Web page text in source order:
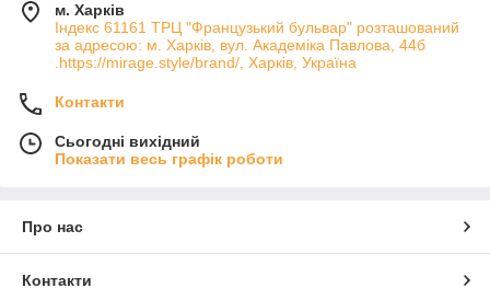
м. Харків
Індекс 61161 ТРЦ "Французький бульвар" розташований
за адресою: м. Харків, вул. Академіка Павлова, 44б
.https://mirage.style/brand/, Харків, Україна
Контакти
Сьогодні вихідний
Показати весь графік роботи
Про нас
Контакти